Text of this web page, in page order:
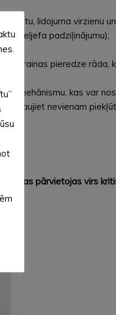
vietu, lidojuma virzienu
reljefa padziļinājumu);
Ukrainas pieredze rāda,
mehānismu, kas var
Neļaujiet nevienam
arī tas pārvietojas virs